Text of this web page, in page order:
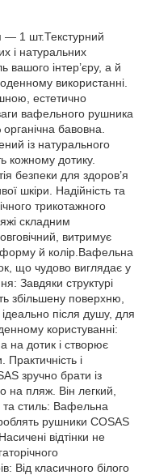
1 шт.Текстурний
і натуральних
вашого інтер’єру, а й
використанні.
естетично
вафельного рушника
бавовна.
із натурального
кожному дотику.
безпеки для здоров’я
шкіри. Надійність та
трикотажного
складним
витримує
й колір.Вафельна
що чудово виглядає у
Завдяки структурі
збільшену поверхню,
після душу, для
користуванні:
на дотик і створює
Практичність і
зручно брати із
на пляж. Він легкий,
та стиль: Вафельна
рушники COSAS
відтінки не
Від класичного білого